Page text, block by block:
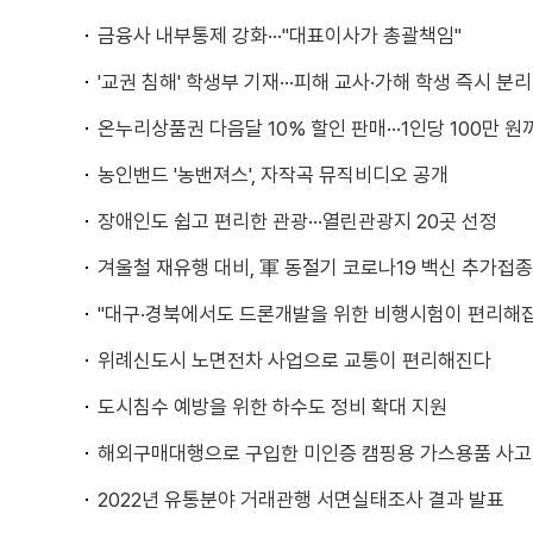
금융사 내부통제 강화···"대표이사가 총괄책임"
'교권 침해' 학생부 기재···피해 교사·가해 학생 즉시 분리
온누리상품권 다음달 10% 할인 판매···1인당 100만 원
농인밴드 '농밴져스', 자작곡 뮤직비디오 공개
장애인도 쉽고 편리한 관광···열린관광지 20곳 선정
겨울철 재유행 대비, 軍 동절기 코로나19 백신 추가접종
"대구·경북에서도 드론개발을 위한 비행시험이 편리해
위례신도시 노면전차 사업으로 교통이 편리해진다
도시침수 예방을 위한 하수도 정비 확대 지원
해외구매대행으로 구입한 미인증 캠핑용 가스용품 사
2022년 유통분야 거래관행 서면실태조사 결과 발표